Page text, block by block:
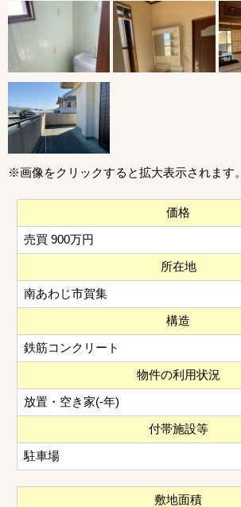
※画像をクリックすると拡大表示されます。
価格
売買 900万円
所在地
南あわじ市賀集
構造
鉄筋コンクリート
物件の利用状況
放置・空き家(-年)
付帯施設等
駐車場
敷地面積